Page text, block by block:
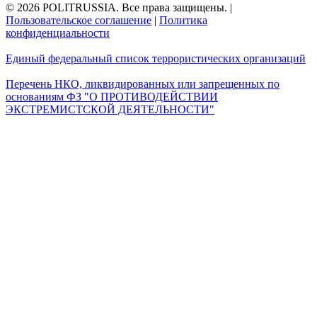
© 2026 POLITRUSSIA. Все права защищены. |
Пользовательское соглашение | Политика
конфиденциальности
Единый федеральный список террористических организаций
Перечень НКО, ликвидированных или запрещенных по
основаниям ФЗ "О ПРОТИВОДЕЙСТВИИ
ЭКСТРЕМИСТСКОЙ ДЕЯТЕЛЬНОСТИ"